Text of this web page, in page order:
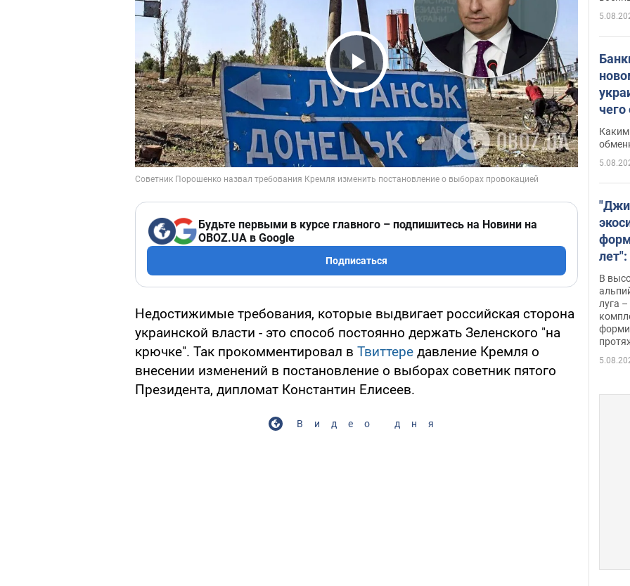
Play Video
Будьте первыми в курсе главного – подпишитесь на Новини на
OBOZ.UA в Google
Подписаться
Недостижимые требования, которые выдвигает российская сторона
украинской власти - это способ постоянно держать Зеленского "на
крючке". Так прокомментировал в Твиттере давление Кремля о
внесении изменений в постановление о выборах советник пятого
Президента, дипломат Константин Елисеев.
Видео дня
Каким
В
луга